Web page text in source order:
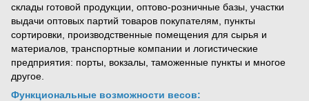
склады готовой продукции, оптово-розничные базы, участки
выдачи оптовых партий товаров покупателям, пункты
сортировки, производственные помещения для сырья и
материалов, транспортные компании и логистические
предприятия: порты, вокзалы, таможенные пункты и многое
другое.
Функциональные возможности весов: